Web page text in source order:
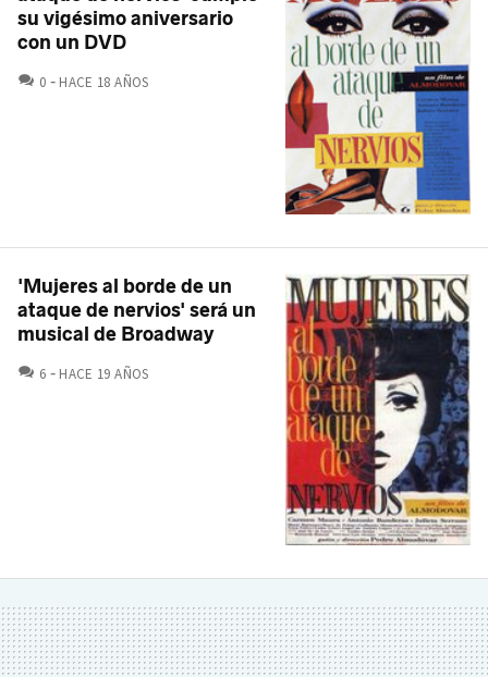
su vigésimo aniversario
con un DVD
0 COMENTARIOS
HACE 18 AÑOS
'Mujeres al borde de un
ataque de nervios' será un
musical de Broadway
6 COMENTARIOS
HACE 19 AÑOS